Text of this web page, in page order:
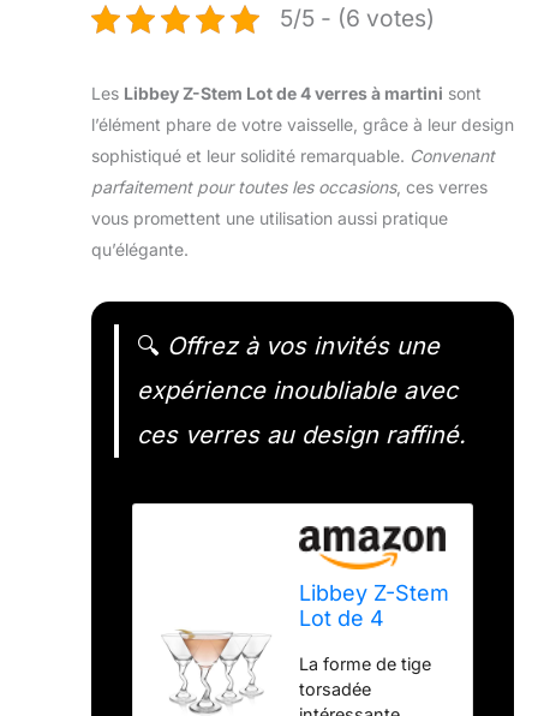
5/5 - (6 votes)
Les Libbey Z-Stem Lot de 4 verres à martini sont
l’élément phare de votre vaisselle, grâce à leur design
sophistiqué et leur solidité remarquable. Convenant
parfaitement pour toutes les occasions, ces verres
vous promettent une utilisation aussi pratique
qu’élégante.
🔍 Offrez à vos invités une
expérience inoubliable avec
ces verres au design raffiné.
Libbey Z-Stem
Lot de 4
martini
Transparent
La forme de tige
torsadée